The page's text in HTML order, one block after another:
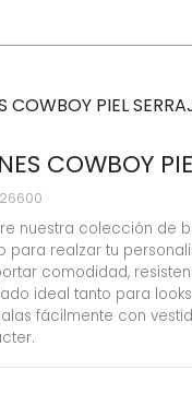
COWBOY PIEL
COWBOY
nuestra colección de
para realzar tu
comodidad,
ideal tanto para
fácilmente con